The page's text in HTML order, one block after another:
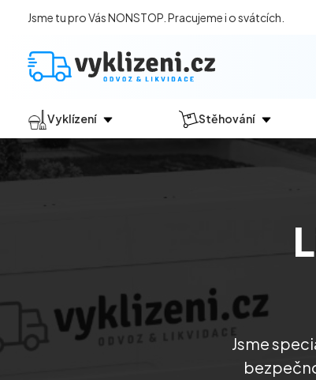
Jsme tu pro Vás NONSTOP. Pracujeme i o svátcích.
Vyklízení
Jak vyklízení probíhá?
Vyklízení sklepů a garáží
Vyklízení zahrad
Stěhování
Jsme